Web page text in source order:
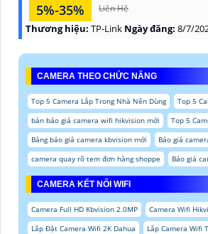
5%-35% Liên Hệ
Thương hiệu: TP-Link Ngày đăng: 8/7/
CAMERA THEO CHỨC NĂNG
Top 5 Camera Lắp Trong Nhà Nên Dùng
Top 5
bản báo giá camera wifi hikvision mới
Top 5
Bảng báo giá camera kbvision mới
Báo giá
camera quay rõ tem đơn hàng shoppe
Báo giá
CAMERA KẾT NỐI WIFI
Camera Full HD Kbvision 2.0MP
Camera Wifi
Lắp Đặt Camera Wifi 2K Dahua
Lắp Camera Wifi